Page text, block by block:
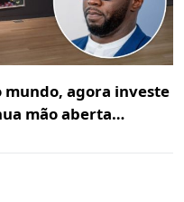
mundo, agora investe
mão aberta…